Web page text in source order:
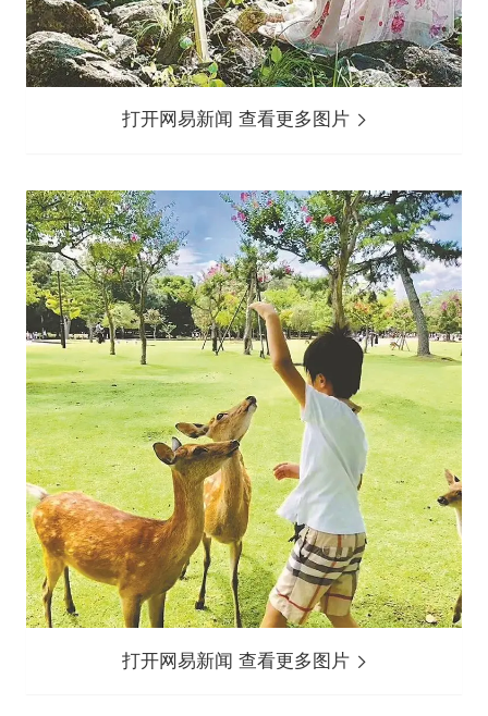
打开网易新闻 查看更多图片
打开网易新闻 查看更多图片